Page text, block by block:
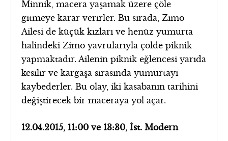
Minnik, macera yaşamak üzere çöle
gitmeye karar verirler. Bu sırada, Zimo
Ailesi de küçük kızları ve henüz yumurta
halindeki Zimo yavrularıyla çölde piknik
yapmaktadır. Ailenin piknik eğlencesi yarıda
kesilir ve kargaşa sırasında yumurtayı
kaybederler. Bu olay, iki kasabanın tarihini
değiştirecek bir maceraya yol açar.
12.04.2015, 11:00 ve 13:30, İst. Modern